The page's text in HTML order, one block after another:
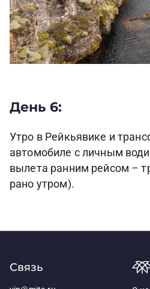
День 6:
Утро в Рейкьявике и
автомобиле с личным
вылета ранним рейсом –
рано утром).
Связь